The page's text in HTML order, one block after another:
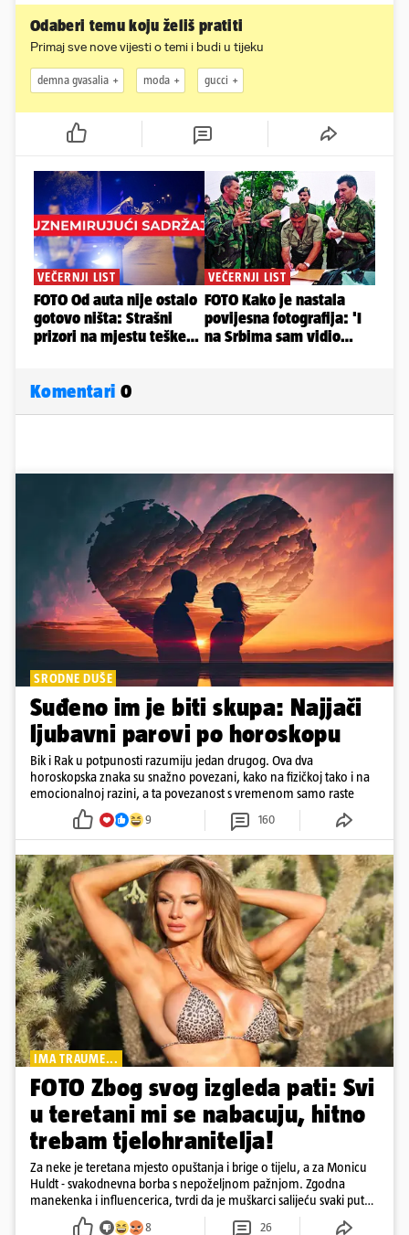
Odaberi temu koju želiš pratiti
Primaj sve nove vijesti o temi i budi u tijeku
demna gvasalia moda gucci
Komentari 0
SRODNE DUŠE
Suđeno im je biti skupa: Najjači
ljubavni parovi po horoskopu
Bik i Rak u potpunosti razumiju jedan drugog. Ova dva
horoskopska znaka su snažno povezani, kako na fizičkoj tako i na
emocionalnoj razini, a ta povezanost s vremenom samo raste
9 160
IMA TRAUME...
FOTO Zbog svog izgleda pati: Svi
u teretani mi se nabacuju, hitno
trebam tjelohranitelja!
Za neke je teretana mjesto opuštanja i brige o tijelu, a za Monicu
Huldt - svakodnevna borba s nepoželjnom pažnjom. Zgodna
manekenka i influencerica, tvrdi da je muškarci salijeću svaki put
kad dođe na trening
8 26